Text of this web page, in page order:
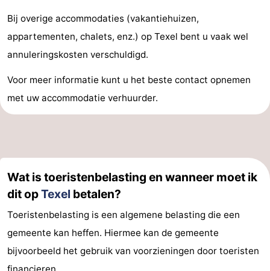
Speeltuinen
-
Minigolfbanen
Rondleidingen
Sporten
Zwembaden
-
Fietsen
-
Wandelen
-
Paardrijden
-
Surfen
-
Bij overige accommodaties (vakantiehuizen,
appartementen, chalets, enz.) op Texel bent u vaak wel
annuleringskosten verschuldigd.
Voor meer informatie kunt u het beste contact opnemen
met uw accommodatie verhuurder.
Wat is toeristenbelasting en wanneer moet ik
dit opTexel betalen?
Toeristenbelasting is een algemene belasting die een
gemeente kan heffen. Hiermee kan de gemeente
bijvoorbeeld het gebruik van voorzieningen door toeristen